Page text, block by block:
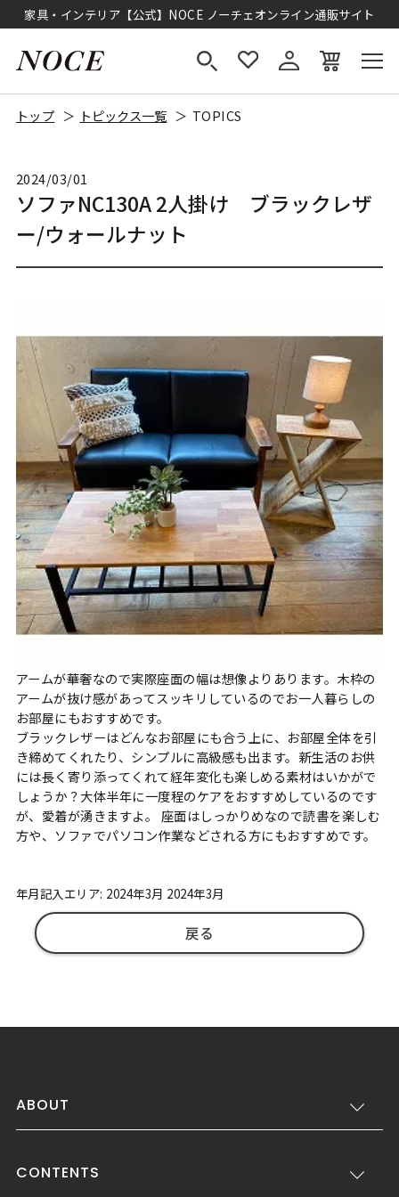
家具・インテリア【公式】NOCE ノーチェオンライン通販サイト
トップ トピックス一覧 TOPICS
2024/03/01
ソファNC130A 2人掛け ブラックレザ
ー/ウォールナット
アームが華奢なので実際座面の幅は想像よりあります。木枠の
アームが抜け感があってスッキリしているのでお一人暮らしの
お部屋にもおすすめです。
ブラックレザーはどんなお部屋にも合う上に、お部屋全体を引
き締めてくれたり、シンプルに高級感も出ます。新生活のお供
には長く寄り添ってくれて経年変化も楽しめる素材はいかがで
しょうか？大体半年に一度程のケアをおすすめしているのです
が、愛着が湧きますよ。 座面はしっかりめなので読書を楽しむ
方や、ソファでパソコン作業などされる方にもおすすめです。
年月記入エリア: 2024年3月 2024年3月
戻る
ABOUT
CONTENTS